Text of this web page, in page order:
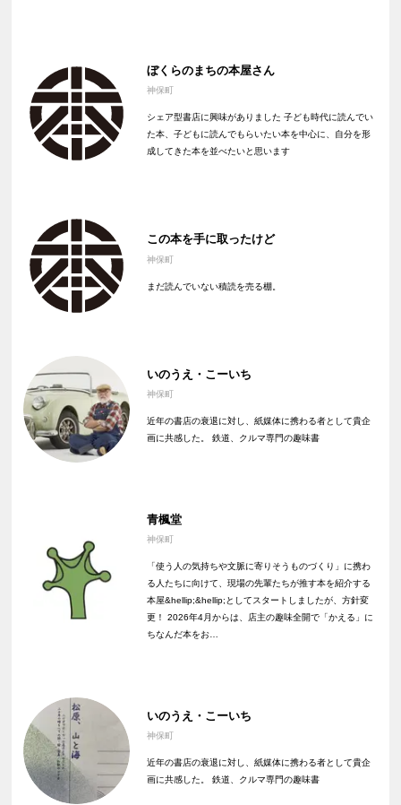
ぼくらのまちの本屋さん
神保町
シェア型書店に興味がありました 子ども時代に読んでい
た本、子どもに読んでもらいたい本を中心に、自分を形
成してきた本を並べたいと思います
この本を手に取ったけど
神保町
まだ読んでいない積読を売る棚。
いのうえ・こーいち
神保町
近年の書店の衰退に対し、紙媒体に携わる者として貴企
画に共感した。 鉄道、クルマ専門の趣味書
青楓堂
神保町
「使う人の気持ちや文脈に寄りそうものづくり」に携わ
る人たちに向けて、現場の先輩たちが推す本を紹介する
本屋&hellip;&hellip;としてスタートしましたが、方針変
更！ 2026年4月からは、店主の趣味全開で「かえる」に
ちなんだ本をお…
いのうえ・こーいち
神保町
近年の書店の衰退に対し、紙媒体に携わる者として貴企
画に共感した。 鉄道、クルマ専門の趣味書